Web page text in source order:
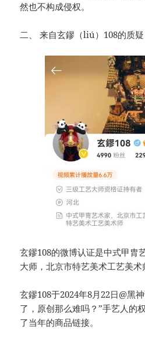
然也不构成侵权。
二、 来自玄鏐（liú）108的质疑
玄鏐108的微博认证是中式甲胄
大师，北京市特艺美术工艺美术
玄鏐108于2024年8月22日@黑
了，原创那么难吗？”手艺人的
了当年的商品链接。